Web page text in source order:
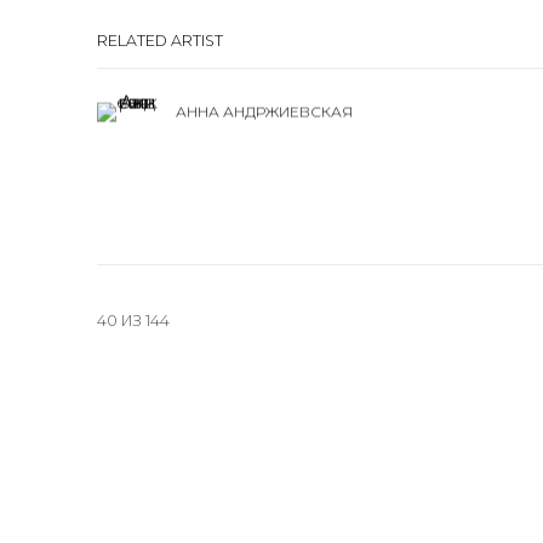
RELATED ARTIST
АННА АНДРЖИЕВСКАЯ
40 ИЗ 144